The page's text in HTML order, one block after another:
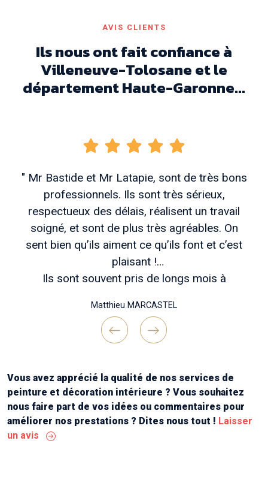
AVIS CLIENTS
Ils nous ont fait confiance à
Villeneuve-Tolosane et le
département Haute-Garonne...
" Mr Bastide et Mr Latapie, sont de très bons
professionnels. Ils sont très sérieux,
respectueux des délais, réalisent un travail
soigné, et sont de plus très agréables. On
sent bien qu’ils aiment ce qu’ils font et c’est
plaisant !
Ils sont souvent pris de longs mois à
vous voulez des travaux bien réfléchis en
amont , un chantier bien tenu et une belle
réalisation finale !
Matthieu MARCASTEL
PreviousNext
Vous avez apprécié la qualité de nos services de
peinture et décoration intérieure ? Vous souhaitez
nous faire part de vos idées ou commentaires pour
améliorer nos prestations ? Dites nous tout ! Laisser
un avis